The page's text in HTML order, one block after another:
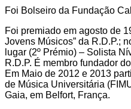
Foi Bolseiro da Fundação
Foi premiado em agosto de
Jovens Músicos” da R.D.P.;
lugar (2º Prémio) – Solista
R.D.P. É membro fundador
Em Maio de 2012 e 2013
de Música Universitária
Gaia, em Belfort, França.